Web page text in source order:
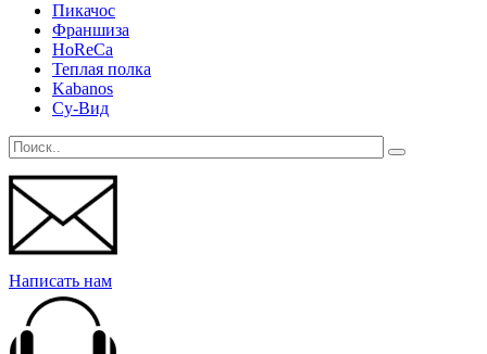
Пикачос
Франшиза
HoReCa
Теплая полка
Kabanos
Су-Вид
Написать нам